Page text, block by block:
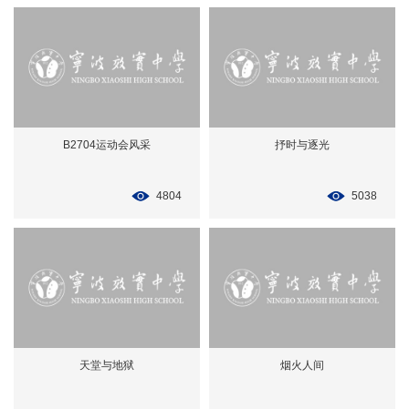
B2704运动会风采
4804
抒时与逐光
5038
天堂与地狱 烟火人间